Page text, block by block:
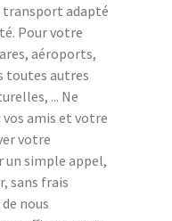
transport adapté
Pour votre
aéroports,
toutes autres
... Ne
vos amis et votre
votre
un simple appel,
sans frais
nous